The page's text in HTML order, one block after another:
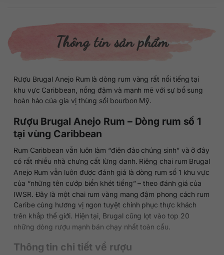
Thông tin sản phẩm
Rượu Brugal Anejo Rum là dòng rum vàng rất nổi tiếng tại
khu vực Caribbean, nồng đậm và mạnh mẽ với sự bổ sung
hoàn hảo của gia vị thùng sồi bourbon Mỹ.
Rượu Brugal Anejo Rum – Dòng rum số 1
tại vùng Caribbean
Rum Caribbean vẫn luôn làm “điên đảo chúng sinh” và ở đây
có rất nhiều nhà chưng cất lừng danh. Riêng chai rum Brugal
Anejo Rum vẫn luôn được đánh giá là dòng rum số 1 khu vực
của “những tên cướp biển khét tiếng” – theo đánh giá của
IWSR. Đây là một chai rum vàng mang đậm phong cách rum
Caribe cùng hương vị ngon tuyệt chinh phục thực khách
trên khắp thế giới. Hiện tại, Brugal cũng lọt vào top 20
những dòng rượu mạnh bán chạy nhất toàn cầu.
Thông tin chi tiết về rượu